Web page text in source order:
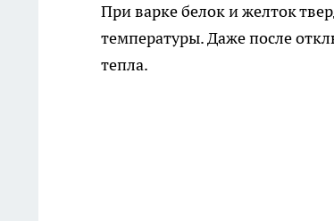
При варке белок и желток
температуры. Даже после
тепла.